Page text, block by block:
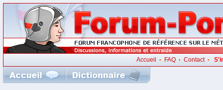
Accueil • FAQ• Contact•